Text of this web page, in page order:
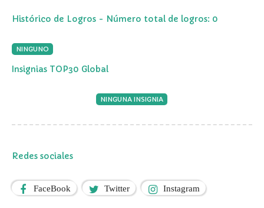
Histórico de Logros - Número total de logros: 0
NINGUNO
Insignias TOP30 Global
NINGUNA INSIGNIA
Redes sociales
FaceBook Twitter Instagram